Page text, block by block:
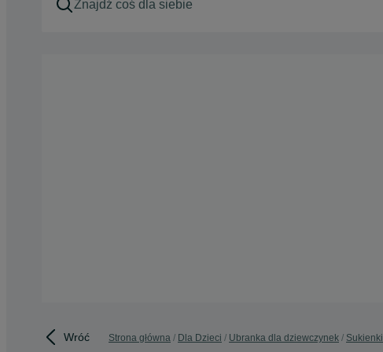
Wróć Strona główna Dla Dzieci Ubranka dla dziewczynek Sukienki